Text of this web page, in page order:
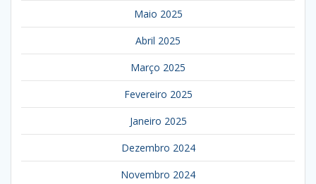
Maio 2025
Abril 2025
Março 2025
Fevereiro 2025
Janeiro 2025
Dezembro 2024
Novembro 2024